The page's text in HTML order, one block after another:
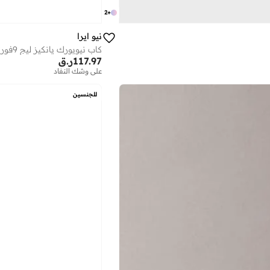
+
2
نيو ايرا
كاب نيويورك يانكيز ليج 9فورتي للشباب
ر.ق117.97
على وشك النفاد
للجنسين